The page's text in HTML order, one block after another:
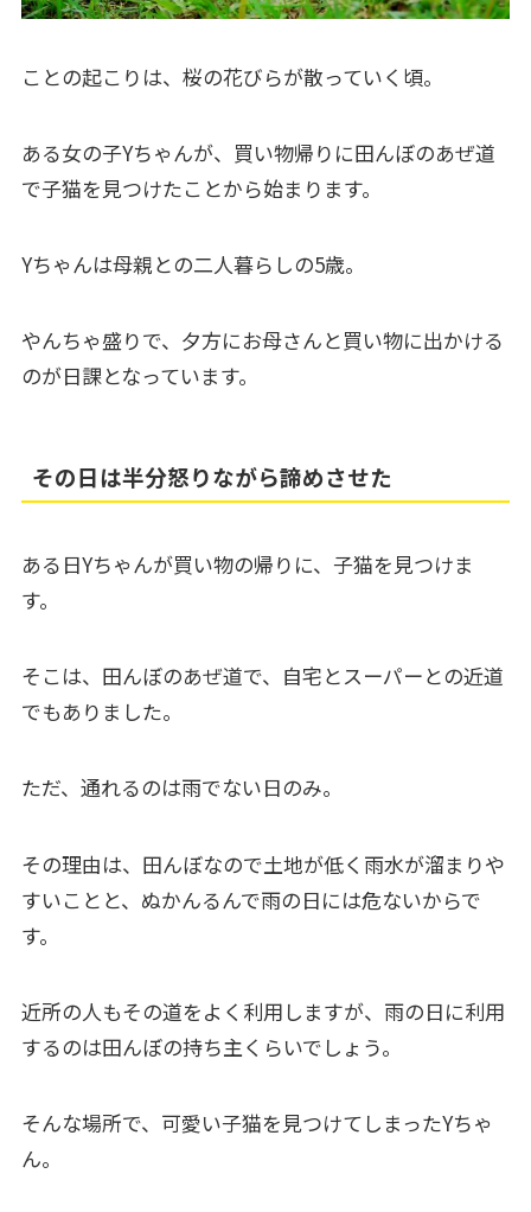
ことの起こりは、桜の花びらが散っていく頃。
ある女の子Yちゃんが、買い物帰りに田んぼのあぜ道
で子猫を見つけたことから始まります。
Yちゃんは母親との二人暮らしの5歳。
やんちゃ盛りで、夕方にお母さんと買い物に出かける
のが日課となっています。
その日は半分怒りながら諦めさせた
ある日Yちゃんが買い物の帰りに、子猫を見つけま
す。
そこは、田んぼのあぜ道で、自宅とスーパーとの近道
でもありました。
ただ、通れるのは雨でない日のみ。
その理由は、田んぼなので土地が低く雨水が溜まりや
すいことと、ぬかんるんで雨の日には危ないからで
す。
近所の人もその道をよく利用しますが、雨の日に利用
するのは田んぼの持ち主くらいでしょう。
そんな場所で、可愛い子猫を見つけてしまったYちゃ
ん。